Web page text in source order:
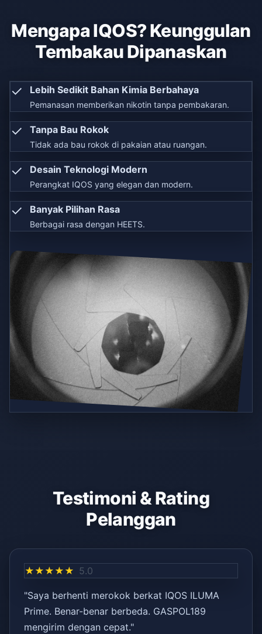
Mengapa IQOS? Keunggulan
Tembakau Dipanaskan
✓ Lebih Sedikit Bahan Kimia Berbahaya
Pemanasan memberikan nikotin tanpa pembakaran.
✓ Tanpa Bau Rokok
Tidak ada bau rokok di pakaian atau ruangan.
✓ Desain Teknologi Modern
Perangkat IQOS yang elegan dan modern.
✓ Banyak Pilihan Rasa
Berbagai rasa dengan HEETS.
Testimoni & Rating
Pelanggan
★★★★★ 5.0
"Saya berhenti merokok berkat IQOS ILUMA
Prime. Benar-benar berbeda. GASPOL189
mengirim dengan cepat."